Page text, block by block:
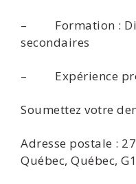
– Formation :
secondaires
– Expérience
Soumettez votre
Adresse postale :
Québec, Québec,